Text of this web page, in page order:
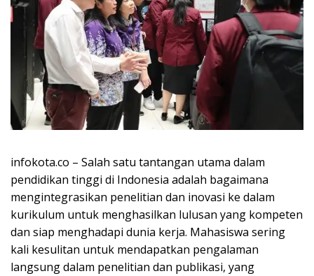
infokota.co – Salah satu tantangan utama dalam
pendidikan tinggi di Indonesia adalah bagaimana
mengintegrasikan penelitian dan inovasi ke dalam
kurikulum untuk menghasilkan lulusan yang kompeten
dan siap menghadapi dunia kerja. Mahasiswa sering
kali kesulitan untuk mendapatkan pengalaman
langsung dalam penelitian dan publikasi, yang